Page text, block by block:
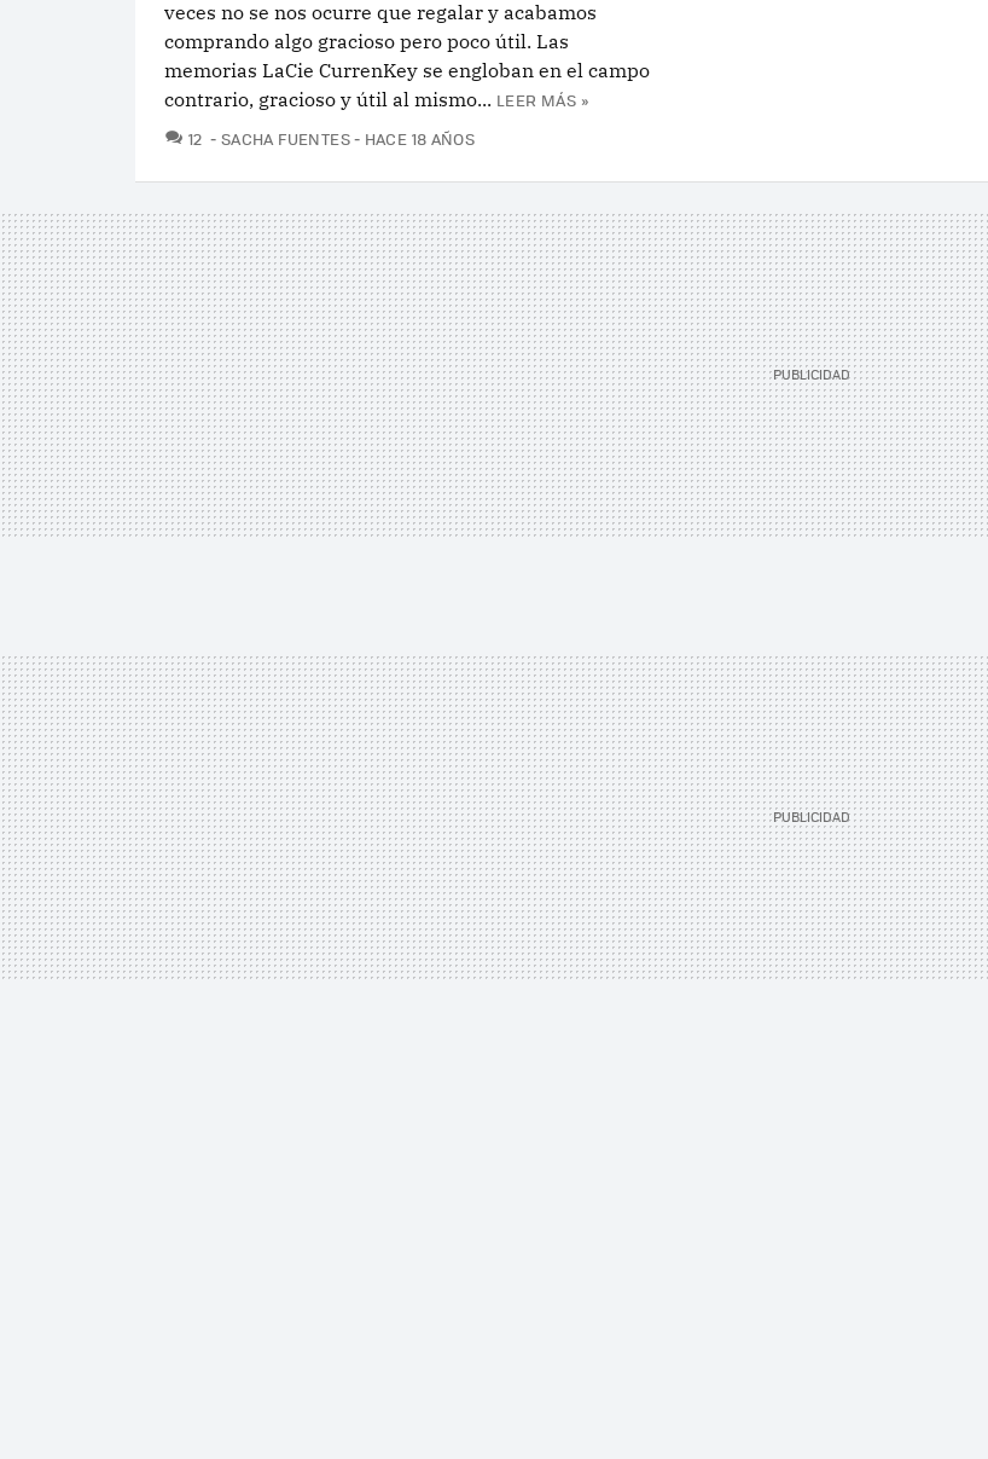
veces no se nos ocurre que regalar y acabamos
comprando algo gracioso pero poco útil. Las
memorias LaCie CurrenKey se engloban en el campo
contrario, gracioso y útil al mismo... LEER MÁS »
12 COMENTARIOS
SACHA FUENTES HACE 18 AÑOS